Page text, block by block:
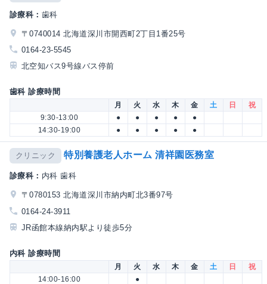
診療科： 歯科
〒0740014 北海道深川市開西町2丁目1番25号
0164-23-5545
北空知バス9号線バス停前
歯科 診療時間
月 火 水 木 金 土 日
祝
9:30-13:00
● ● ● ●
●
14:30-19:00
● ● ● ● ●
クリニック 特別養護老人ホーム 清祥園医務室
診療科： 内科 歯科
〒0780153 北海道深川市納内町北3番97号
0164-24-3911
JR函館本線納内駅より徒歩5分
内科 診療時間
月 火 水 木 金 土 日
祝
14:00-16:00
●